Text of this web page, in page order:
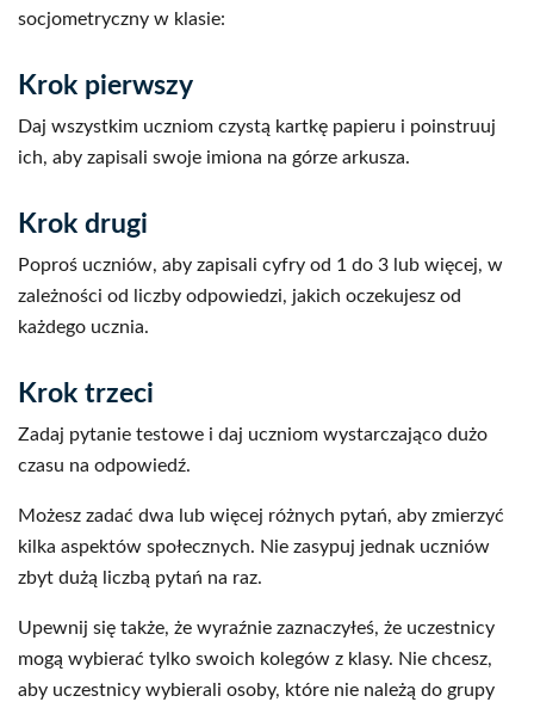
socjometryczny w klasie:
Krok pierwszy
Daj wszystkim uczniom czystą kartkę papieru i poinstruuj
ich, aby zapisali swoje imiona na górze arkusza.
Krok drugi
Poproś uczniów, aby zapisali cyfry od 1 do 3 lub więcej, w
zależności od liczby odpowiedzi, jakich oczekujesz od
każdego ucznia.
Krok trzeci
Zadaj pytanie testowe i daj uczniom wystarczająco dużo
czasu na odpowiedź.
Możesz zadać dwa lub więcej różnych pytań, aby zmierzyć
kilka aspektów społecznych. Nie zasypuj jednak uczniów
zbyt dużą liczbą pytań na raz.
Upewnij się także, że wyraźnie zaznaczyłeś, że uczestnicy
mogą wybierać tylko swoich kolegów z klasy. Nie chcesz,
aby uczestnicy wybierali osoby, które nie należą do grupy